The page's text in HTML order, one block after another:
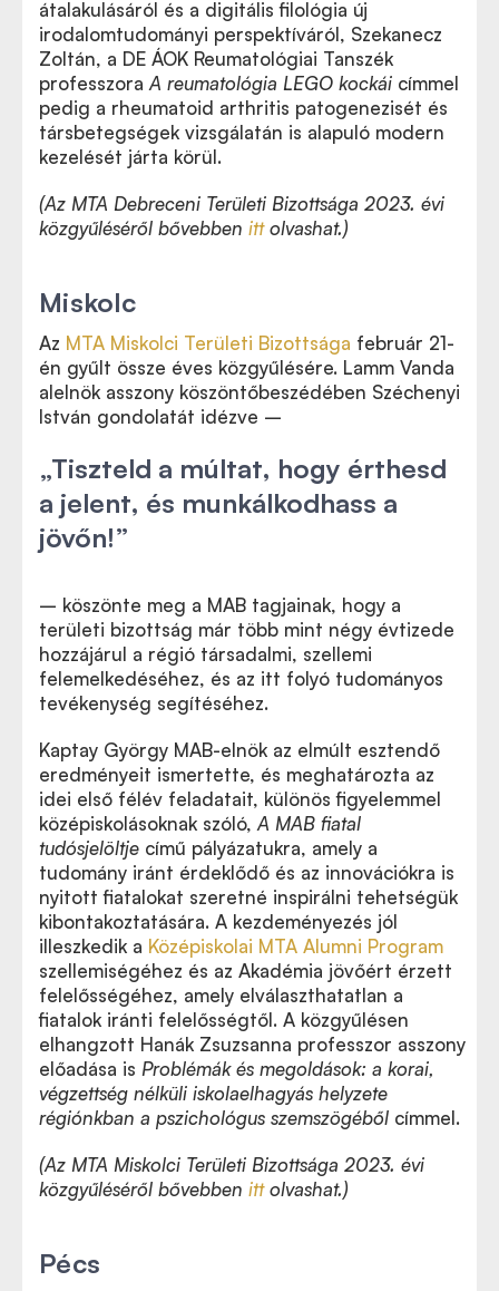
átalakulásáról és a digitális filológia új
irodalomtudományi perspektíváról, Szekanecz
Zoltán, a DE ÁOK Reumatológiai Tanszék
professzora A reumatológia LEGO kockái címmel
pedig a rheumatoid arthritis patogenezisét és
társbetegségek vizsgálatán is alapuló modern
kezelését járta körül.
(Az MTA Debreceni Területi Bizottsága 2023. évi
közgyűléséről bővebben ittolvashat.)
Miskolc
Az MTA Miskolci Területi Bizottsága február 21-
én gyűlt össze éves közgyűlésére. Lamm Vanda
alelnök asszony köszöntőbeszédében Széchenyi
István gondolatát idézve –
„Tiszteld a múltat, hogy érthesd
a jelent, és munkálkodhass a
jövőn!”
– köszönte meg a MAB tagjainak, hogy a
területi bizottság már több mint négy évtizede
hozzájárul a régió társadalmi, szellemi
felemelkedéséhez, és az itt folyó tudományos
tevékenység segítéséhez.
Kaptay György MAB-elnök az elmúlt esztendő
eredményeit ismertette, és meghatározta az
idei első félév feladatait, különös figyelemmel
középiskolásoknak szóló, A MAB fiatal
tudósjelöltje című pályázatukra, amely a
tudomány iránt érdeklődő és az innovációkra is
nyitott fiatalokat szeretné inspirálni tehetségük
kibontakoztatására. A kezdeményezés jól
illeszkedik a Középiskolai MTA Alumni Program
szellemiségéhez és az Akadémia jövőért érzett
felelősségéhez, amely elválaszthatatlan a
fiatalok iránti felelősségtől. A közgyűlésen
elhangzott Hanák Zsuzsanna professzor asszony
előadása is Problémák és megoldások: a korai,
végzettség nélküli iskolaelhagyás helyzete
régiónkban a pszichológus szemszögéből címmel.
(Az MTA Miskolci Területi Bizottsága 2023. évi
közgyűléséről bővebben ittolvashat.)
Pécs